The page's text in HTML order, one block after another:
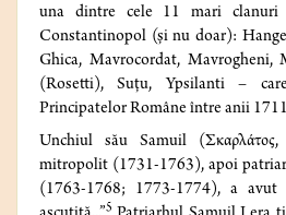
una dintre cele 11 mari clanuri
Constantinopol (și nu doar):
Ghica, Mavrocordat, Mavrogheni,
(Rosetti), Suțu, Ypsilanti –
Principatelor Române între anii
Unchiul său Samuil
mitropolit (1731-1763), apoi
(1763-1768; 1773-1774), a
5